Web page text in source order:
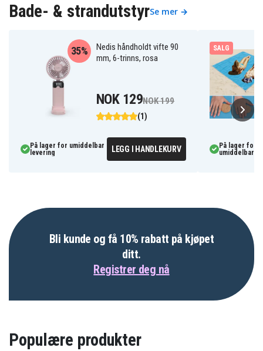
Bade- & strandutstyrSe mer →
Nedis håndholdt vifte 90
mm, 6-trinns, rosa
(1)
35%
NOK 129NOK 199
På lager for umiddelbar
levering
LEGG I HANDLEKURV
SALG
På lager for
umiddelbar
Bli kunde og få 10% rabatt på kjøpet
ditt.
Registrer deg nå
Populære produkter